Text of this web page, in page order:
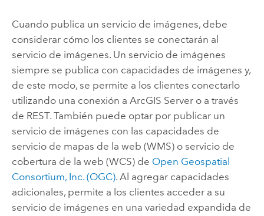
Cuando publica un servicio de imágenes, debe
considerar cómo los clientes se conectarán al
servicio de imágenes. Un servicio de imágenes
siempre se publica con capacidades de imágenes y,
de este modo, se permite a los clientes conectarlo
utilizando una conexión a ArcGIS Servero a través
de REST. También puede optar por publicar un
servicio de imágenes con las capacidades de
servicio de mapas de la web (WMS) o servicio de
cobertura de la web (WCS) de Open Geospatial
Consortium, Inc. (OGC). Al agregar capacidades
adicionales, permite a los clientes acceder a su
servicio de imágenes en una variedad expandida de